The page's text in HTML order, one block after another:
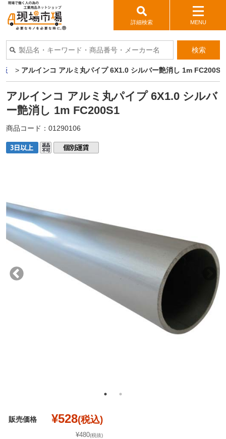
詳細検索 MENU
検索
> アルインコ アルミ丸パイプ 6X1.0 シルバー艶消し 1m FC200S1
アルインコ アルミ丸パイプ 6X1.0 シルバ
ー艶消し 1m FC200S1
商品コード： 01290106
販売価格 ¥528(税込)
¥480(税抜)